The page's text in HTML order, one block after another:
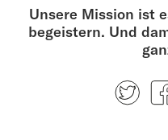
Unsere Mission ist
begeistern. Und